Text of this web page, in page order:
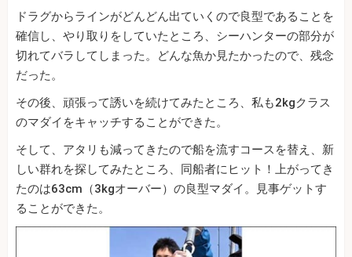
ドラグからラインがどんどん出ていくので良型であることを
確信し、やり取りをしていたところ、シーハンターの部分が
切れてバラしてしまった。どんな魚か見たかったので、残念
だった。
その後、頑張って誘いを続けてみたところ、私も2kgクラス
のマダイをキャッチすることができた。
そして、アタリも減ってきたので船を流すコースを替え、新
しい群れを探してみたところ、同船者にヒット！上がってき
たのは63cm（3kgオーバー）の良型マダイ。見事ゲットす
ることができた。